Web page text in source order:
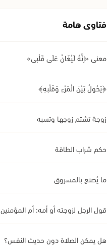
فتاوى هامة
معنى «إِنَّهُ لَيُغَانُ عَلَى قَلْبِي»
﴿يَحُولُ بَيْنَ الْمَرْءِ وَقَلْبِهِ﴾
زوجة تشتم زوجها وتسبه
حكم شراب الطاقة
ما يُصنع بالمسروق
قول الرجل لزوجته أو أمه: أم المؤمنين
هل يمكن الصلاة دون حديث النفس؟